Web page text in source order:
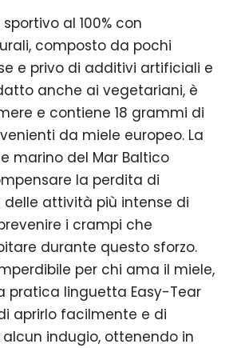
al 100% con
composto da pochi
e privo di additivi artificiali e
anche ai vegetariani, è
e contiene 18 grammi di
da miele europeo. La
marino del Mar Baltico
la perdita di
attività più intense di
i crampi che
durante questo sforzo.
per chi ama il miele,
pratica linguetta Easy-Tear
aprirlo facilmente e di
indugio, ottenendo in